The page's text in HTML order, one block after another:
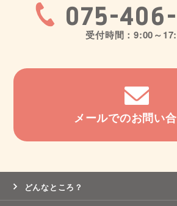
075-
受付時間：9:00～
メールでのお問い
どんなところ？